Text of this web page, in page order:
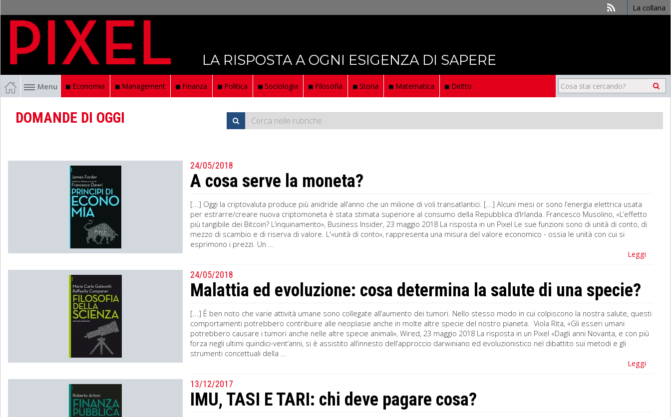
La collana
LA RISPOSTA A OGNI ESIGENZA DI SAPERE
Menu Economia Management Finanza Politica Sociologia Filosofia Storia Matematica Diritto
DOMANDE DI OGGI
24/05/2018
A cosa serve la moneta?
[...] Oggi la criptovaluta produce più anidride all’anno che un milione di voli transatlantici. [...] Alcuni mesi or sono l’energia elettrica usata
per estrarre/creare nuova criptomoneta è stata stimata superiore al consumo della Repubblica d’Irlanda. Francesco Musolino, «L’effetto
più tangibile dei Bitcoin? L’inquinamento», Business Insider, 23 maggio 2018 La risposta in un Pixel Le sue funzioni sono di unità di conto, di
mezzo di scambio e di riserva di valore. L'«unità di conto», rappresenta una misura del valore economico - ossia le unità con cui si
esprimono i prezzi. Un ...
Leggi
24/05/2018
Malattia ed evoluzione: cosa determina la salute di una specie?
[...] È ben noto che varie attività umane sono collegate all’aumento dei tumori. Nello stesso modo in cui colpiscono la nostra salute, questi
comportamenti potrebbero contribuire alle neoplasie anche in molte altre specie del nostro pianeta. Viola Rita, «Gli esseri umani
potrebbero causare i tumori anche nelle altre specie animali», Wired, 23 maggio 2018 La risposta in un Pixel «Dagli anni Novanta, e con più
forza negli ultimi quindici-vent’anni, si è assistito all’innesto dell’approccio darwiniano ed evoluzionistico nel dibattito sui metodi e gli
strumenti concettuali della ...
Leggi
13/12/2017
IMU, TASI E TARI: chi deve pagare cosa?